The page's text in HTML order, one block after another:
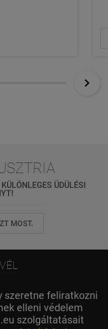
ÜDÜLÉSI
MOST.
szeretne feliratkozni
elleni védelem
szolgáltatásait